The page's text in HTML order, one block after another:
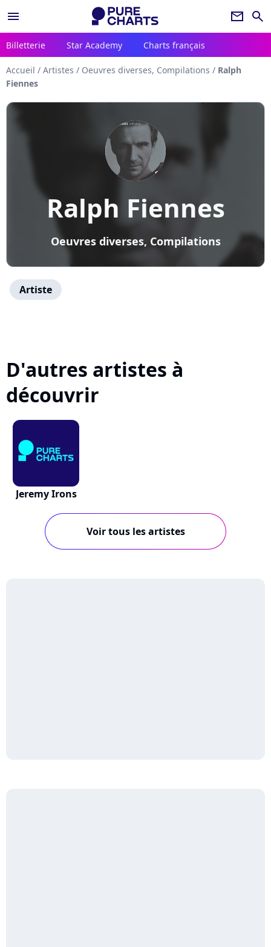
menu newsletter search
Billetterie Star Academy Charts français
Accueil / Artistes / Oeuvres diverses, Compilations / Ralph
Fiennes
Ralph Fiennes
Oeuvres diverses, Compilations
Artiste
D'autres artistes à
découvrir
Jeremy Irons
Voir tous les artistes